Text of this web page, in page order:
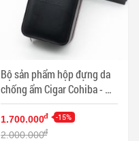
Bộ sản phẩm hộp đựng da
chống ẩm Cigar Cohiba - Mã
SP: PKXG130
1.700.000đ -15%
2.000.000đ